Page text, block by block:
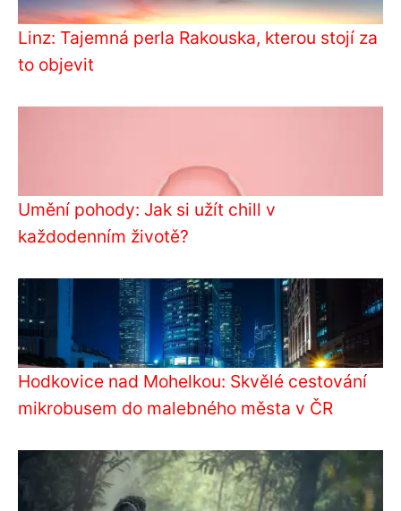
Linz: Tajemná perla Rakouska, kterou stojí za
to objevit
Umění pohody: Jak si užít chill v
každodenním životě?
Hodkovice nad Mohelkou: Skvělé cestování
mikrobusem do malebného města v ČR